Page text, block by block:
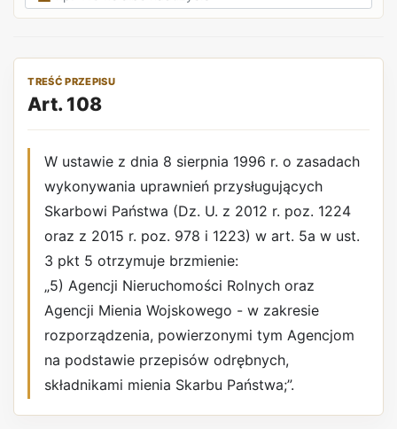
TREŚĆ PRZEPISU
Art. 108
W ustawie z dnia 8 sierpnia 1996 r. o zasadach
wykonywania uprawnień przysługujących
Skarbowi Państwa (Dz. U. z 2012 r. poz. 1224
oraz z 2015 r. poz. 978 i 1223) w art. 5a w ust.
3 pkt 5 otrzymuje brzmienie:
„5) Agencji Nieruchomości Rolnych oraz
Agencji Mienia Wojskowego - w zakresie
rozporządzenia, powierzonymi tym Agencjom
na podstawie przepisów odrębnych,
składnikami mienia Skarbu Państwa;”.